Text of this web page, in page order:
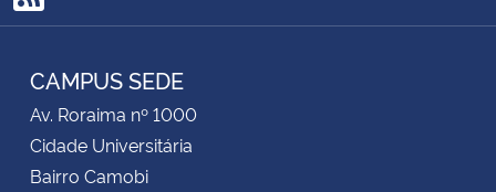
RSS
CAMPUS SEDE
Av. Roraima nº 1000
Cidade Universitária
Bairro Camobi